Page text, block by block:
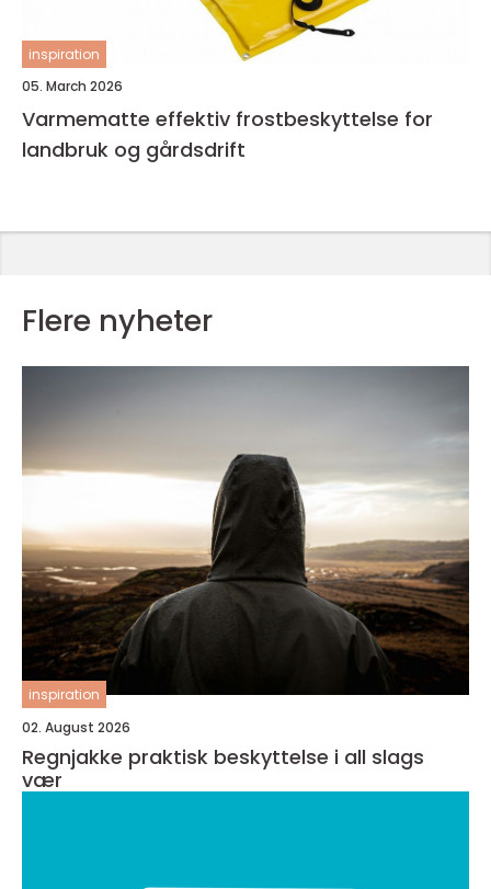
inspiration
05. March 2026
Varmematte effektiv frostbeskyttelse for
landbruk og gårdsdrift
Flere nyheter
inspiration
02. August 2026
Regnjakke praktisk beskyttelse i all slags
vær